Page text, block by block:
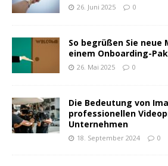
26. Juni 2025 0
So begrüßen Sie
einem Onboarding-
26. Mai 2025 0
Die Bedeutung von
professionellen
Unternehmen
18. September 2024 0